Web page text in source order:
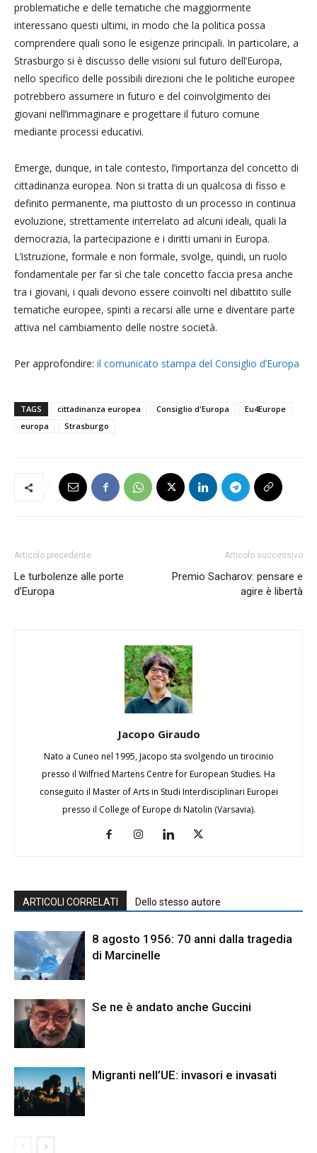
problematiche e delle tematiche che maggiormente
interessano questi ultimi, in modo che la politica possa
comprendere quali sono le esigenze principali. In particolare, a
Strasburgo si è discusso delle visioni sul futuro dell’Europa,
nello specifico delle possibili direzioni che le politiche europee
potrebbero assumere in futuro e del coinvolgimento dei
giovani nell’immaginare e progettare il futuro comune
mediante processi educativi.
Emerge, dunque, in tale contesto, l’importanza del concetto di
cittadinanza europea. Non si tratta di un qualcosa di fisso e
definito permanente, ma piuttosto di un processo in continua
evoluzione, strettamente interrelato ad alcuni ideali, quali la
democrazia, la partecipazione e i diritti umani in Europa.
L’istruzione, formale e non formale, svolge, quindi, un ruolo
fondamentale per far sì che tale concetto faccia presa anche
tra i giovani, i quali devono essere coinvolti nel dibattito sulle
tematiche europee, spinti a recarsi alle urne e diventare parte
attiva nel cambiamento delle nostre società.
Per approfondire: il comunicato stampa del Consiglio d’Europa
TAGS cittadinanza europea Consiglio d'Europa
Eu4Europe
europa
Strasburgo
Articolo precedente
Le turbolenze alle porte
d’Europa
Articolo successivo
Premio Sacharov: pensare e
agire è libertà
Jacopo Giraudo
Nato a Cuneo nel 1995, Jacopo sta svolgendo un tirocinio
presso il Wilfried Martens Centre for European Studies. Ha
conseguito il Master of Arts in Studi Interdisciplinari Europei
presso il College of Europe di Natolin (Varsavia).
ARTICOLI CORRELATI Dello stesso autore
8 agosto 1956: 70 anni dalla tragedia
di Marcinelle
Se ne è andato anche Guccini
Migranti nell’UE: invasori e invasati